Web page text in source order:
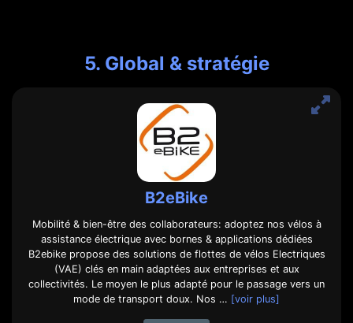
5. Global & stratégie
B2eBike
Mobilité & bien-être des collaborateurs: adoptez nos vélos à
assistance électrique avec bornes & applications dédiées
B2ebike propose des solutions de flottes de vélos Electriques
(VAE) clés en main adaptées aux entreprises et aux
collectivités. Le moyen le plus adapté pour le passage vers un
mode de transport doux. Nos … [voir plus]